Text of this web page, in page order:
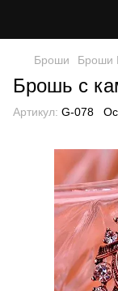
Броши Броши
Брошь с
Артикул: G-078